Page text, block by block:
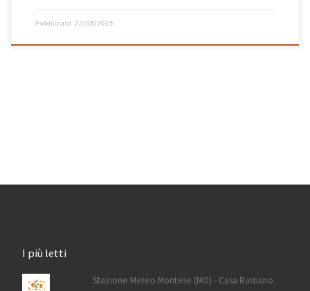
Pubblicato 22/05/2015
I più letti
Stazione Meteo Montese (MO) - Casa Bastiano